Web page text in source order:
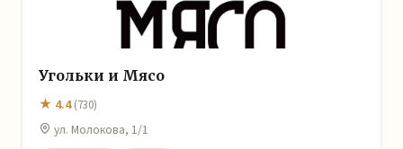
Угольки и Мясо
★ 4.4(730)
ул. Молокова, 1/1